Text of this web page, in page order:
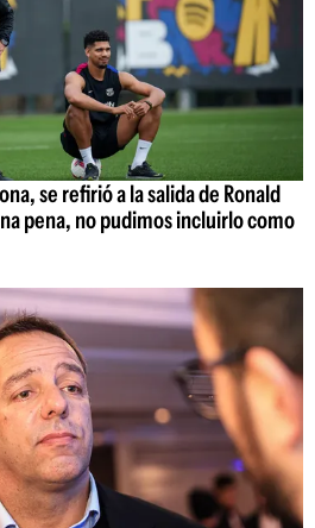
se refirió a la salida de Ronald
pena, no pudimos incluirlo como